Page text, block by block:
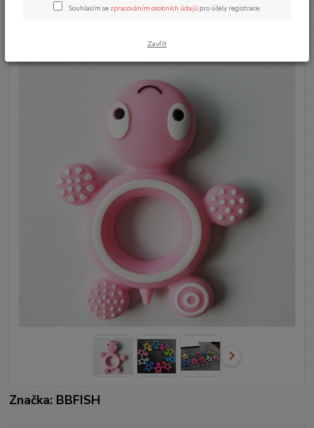
Silikonové kousátko - ŽELVIČKA -
Značka: BBFISH
Souhlasím se zpracováním osobních údajů pro účely registrace.
Zavřít